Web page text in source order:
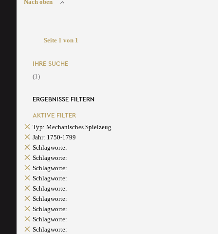
Nach oben
Seite 1 von 1
IHRE SUCHE
(1)
ERGEBNISSE FILTERN
AKTIVE FILTER
Typ: Mechanisches Spielzeug
Jahr: 1750-1799
Schlagworte:
Schlagworte:
Schlagworte:
Schlagworte:
Schlagworte:
Schlagworte:
Schlagworte:
Schlagworte:
Schlagworte: